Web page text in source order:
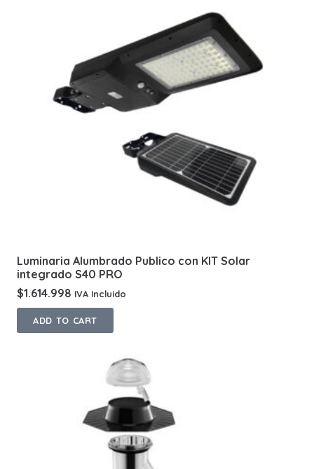
Luminaria Alumbrado Publico con KIT Solar
integrado S40 PRO
$1.614.998 IVA Incluido
ADD TO CART